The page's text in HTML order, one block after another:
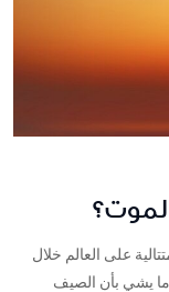
على العالم خلال
يشي بأن الصيف